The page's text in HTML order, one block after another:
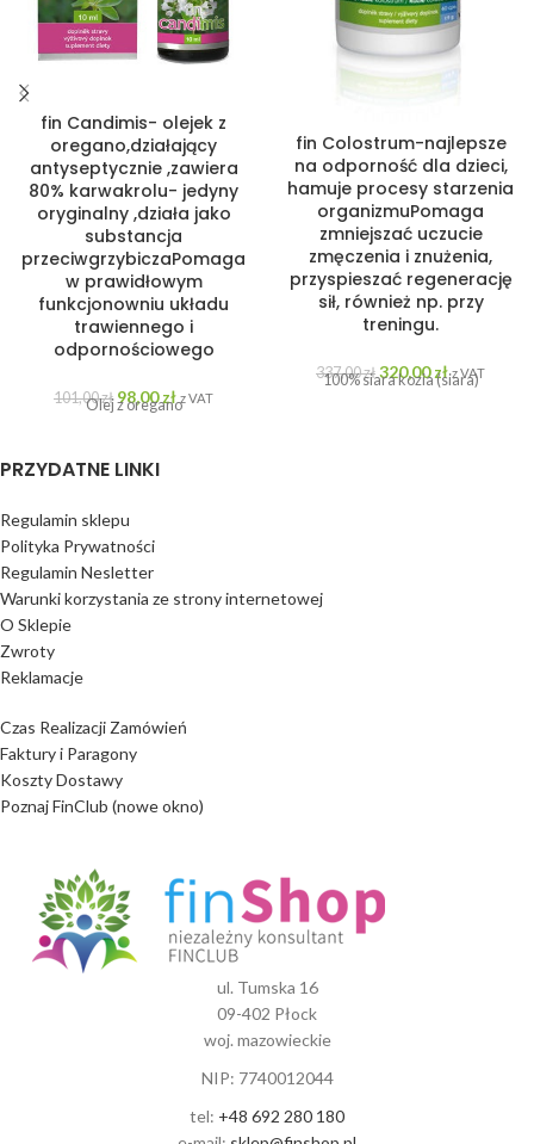
fin Candimis- olejek z
oregano,działający
antyseptycznie ,zawiera
80% karwakrolu- jedyny
oryginalny ,działa jako
substancja
przeciwgrzybiczaPomaga
w prawidłowym
funkcjonowniu układu
trawiennego i
odpornościowego
101,00zł 98,00zł z VAT
Olej z oregano
fin Colostrum-najlepsze
na odporność dla dzieci,
hamuje procesy starzenia
organizmuPomaga
zmniejszać uczucie
zmęczenia i znużenia,
przyspieszać regenerację
sił, również np. przy
treningu.
337,00zł 320,00zł z VAT
100% siara kozia (siara)
PRZYDATNE LINKI
Regulamin sklepu
Polityka Prywatności
Regulamin Nesletter
Warunki korzystania ze strony internetowej
O Sklepie
Zwroty
Reklamacje
Czas Realizacji Zamówień
Faktury i Paragony
Koszty Dostawy
Poznaj FinClub (nowe okno)
ul. Tumska 16
09-402 Płock
woj. mazowieckie
NIP: 7740012044
tel: +48 692 280 180